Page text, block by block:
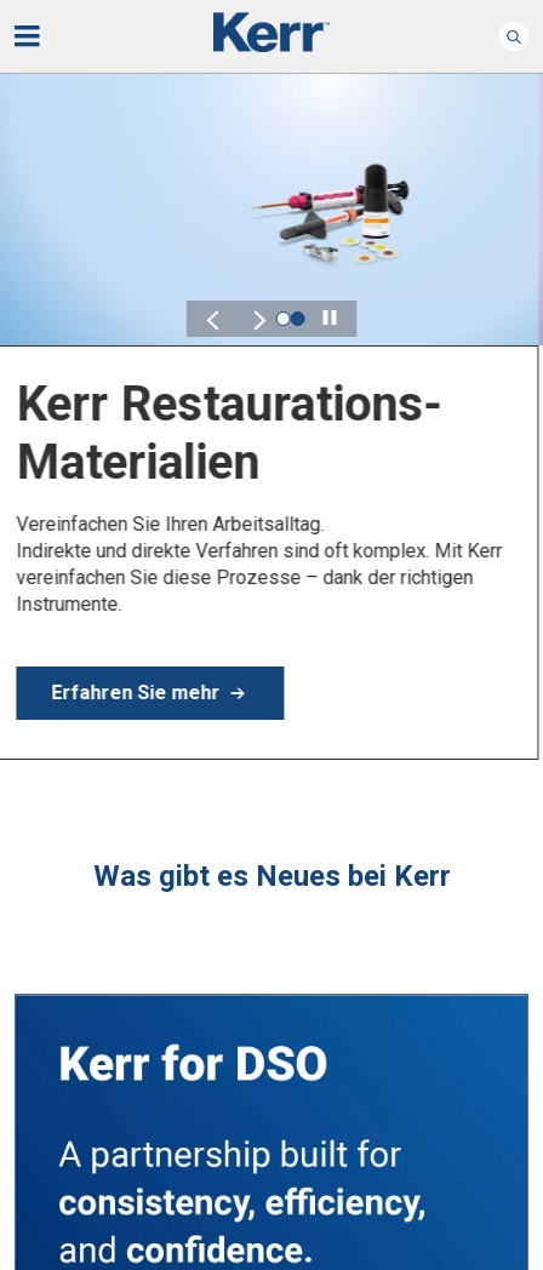
Kerr Endodontie
Bewahren Sie, was wichtig ist – ganz bequem.
entscheidend für Ihre Endodontieprodukte.
Erfahren Sie mehr
Play
Was gibt es Neues bei Kerr